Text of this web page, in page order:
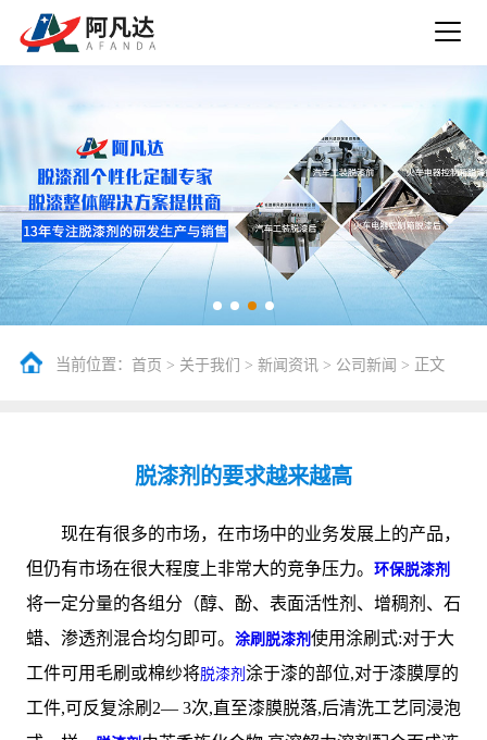
当前位置： 首页 > 关于我们 > 新闻资讯 > 公司新闻 > 正文
脱漆剂的要求越来越高
现在有很多的市场，在市场中的业务发展上的产品，
但仍有市场在很大程度上非常大的竞争压力。 环保脱漆剂
将一定分量的各组分（醇、酚、表面活性剂、增稠剂、石
蜡、渗透剂混合均匀即可。 涂刷脱漆剂 使用涂刷式:对于大
工件可用毛刷或棉纱将脱漆剂 涂于漆的部位,对于漆膜厚的
工件,可反复涂刷2— 3次,直至漆膜脱落,后清洗工艺同浸泡